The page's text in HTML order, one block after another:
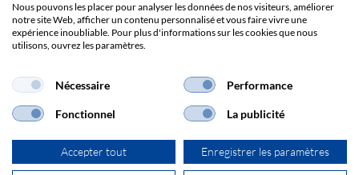
ADRESSE
Allée des Sarments
FR-77183 Croissy Beaubourg
Nous pouvons les placer pour analyser les données de nos visiteurs, améliorer
notre site Web, afficher un contenu personnalisé et vous faire vivre une
expérience inoubliable. Pour plus d'informations sur les cookies que nous
utilisons, ouvrez les paramètres.
Nécessaire Performance
Fonctionnel La publicité
Accepter tout Enregistrer les paramètres